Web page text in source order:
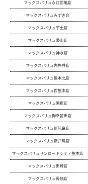
マックスバリュ永江団地店
マックスバリュみずき台
マックスバリュ宇土店
マックスバリュ帯山店
マックスバリュ神水店
マックスバリュ内坪井店
マックスバリュ熊本北店
マックスバリュ西熊本店
マックスバリュ国府店
マックスバリュ御幸笛田店
マックスバリュ新託麻店
マックスバリュ新戸島店
マックスバリュサンロードシティ熊本店
マックスバリュ田崎店
マックスバリュ長嶺店